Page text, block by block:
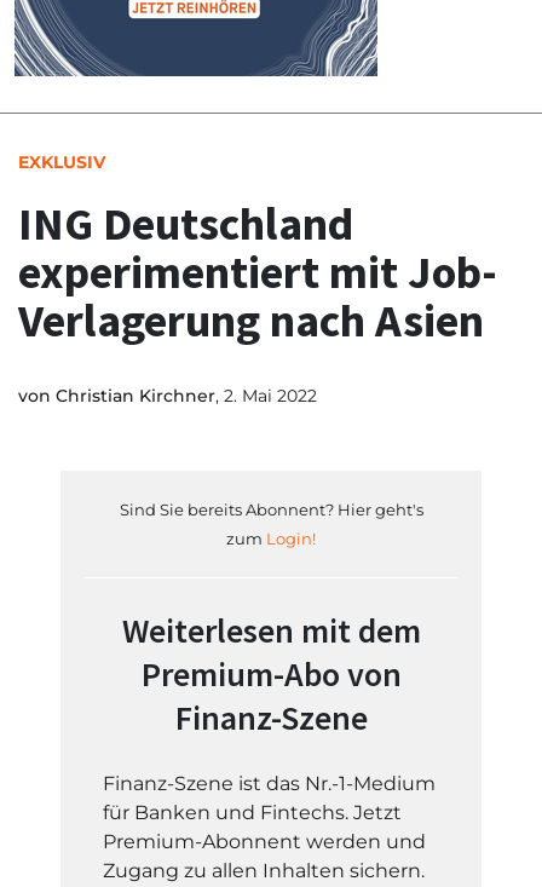
EXKLUSIV
ING Deutschland
experimentiert mit Job-
Verlagerung nach Asien
von Christian Kirchner, 2. Mai 2022
Sind Sie bereits Abonnent? Hier geht's
zum Login!
Weiterlesen mit dem
Premium-Abo von
Finanz-Szene
Finanz-Szene ist das Nr.-1-Medium
für Banken und Fintechs. Jetzt
Premium-Abonnent werden und
Zugang zu allen Inhalten sichern.